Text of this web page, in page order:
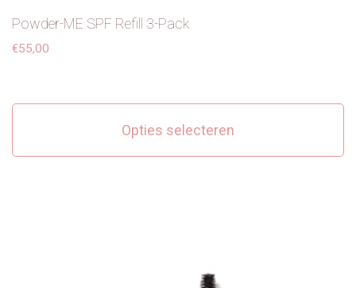
Powder-ME SPF Refill 3-Pack
€55,00
Opties selecteren